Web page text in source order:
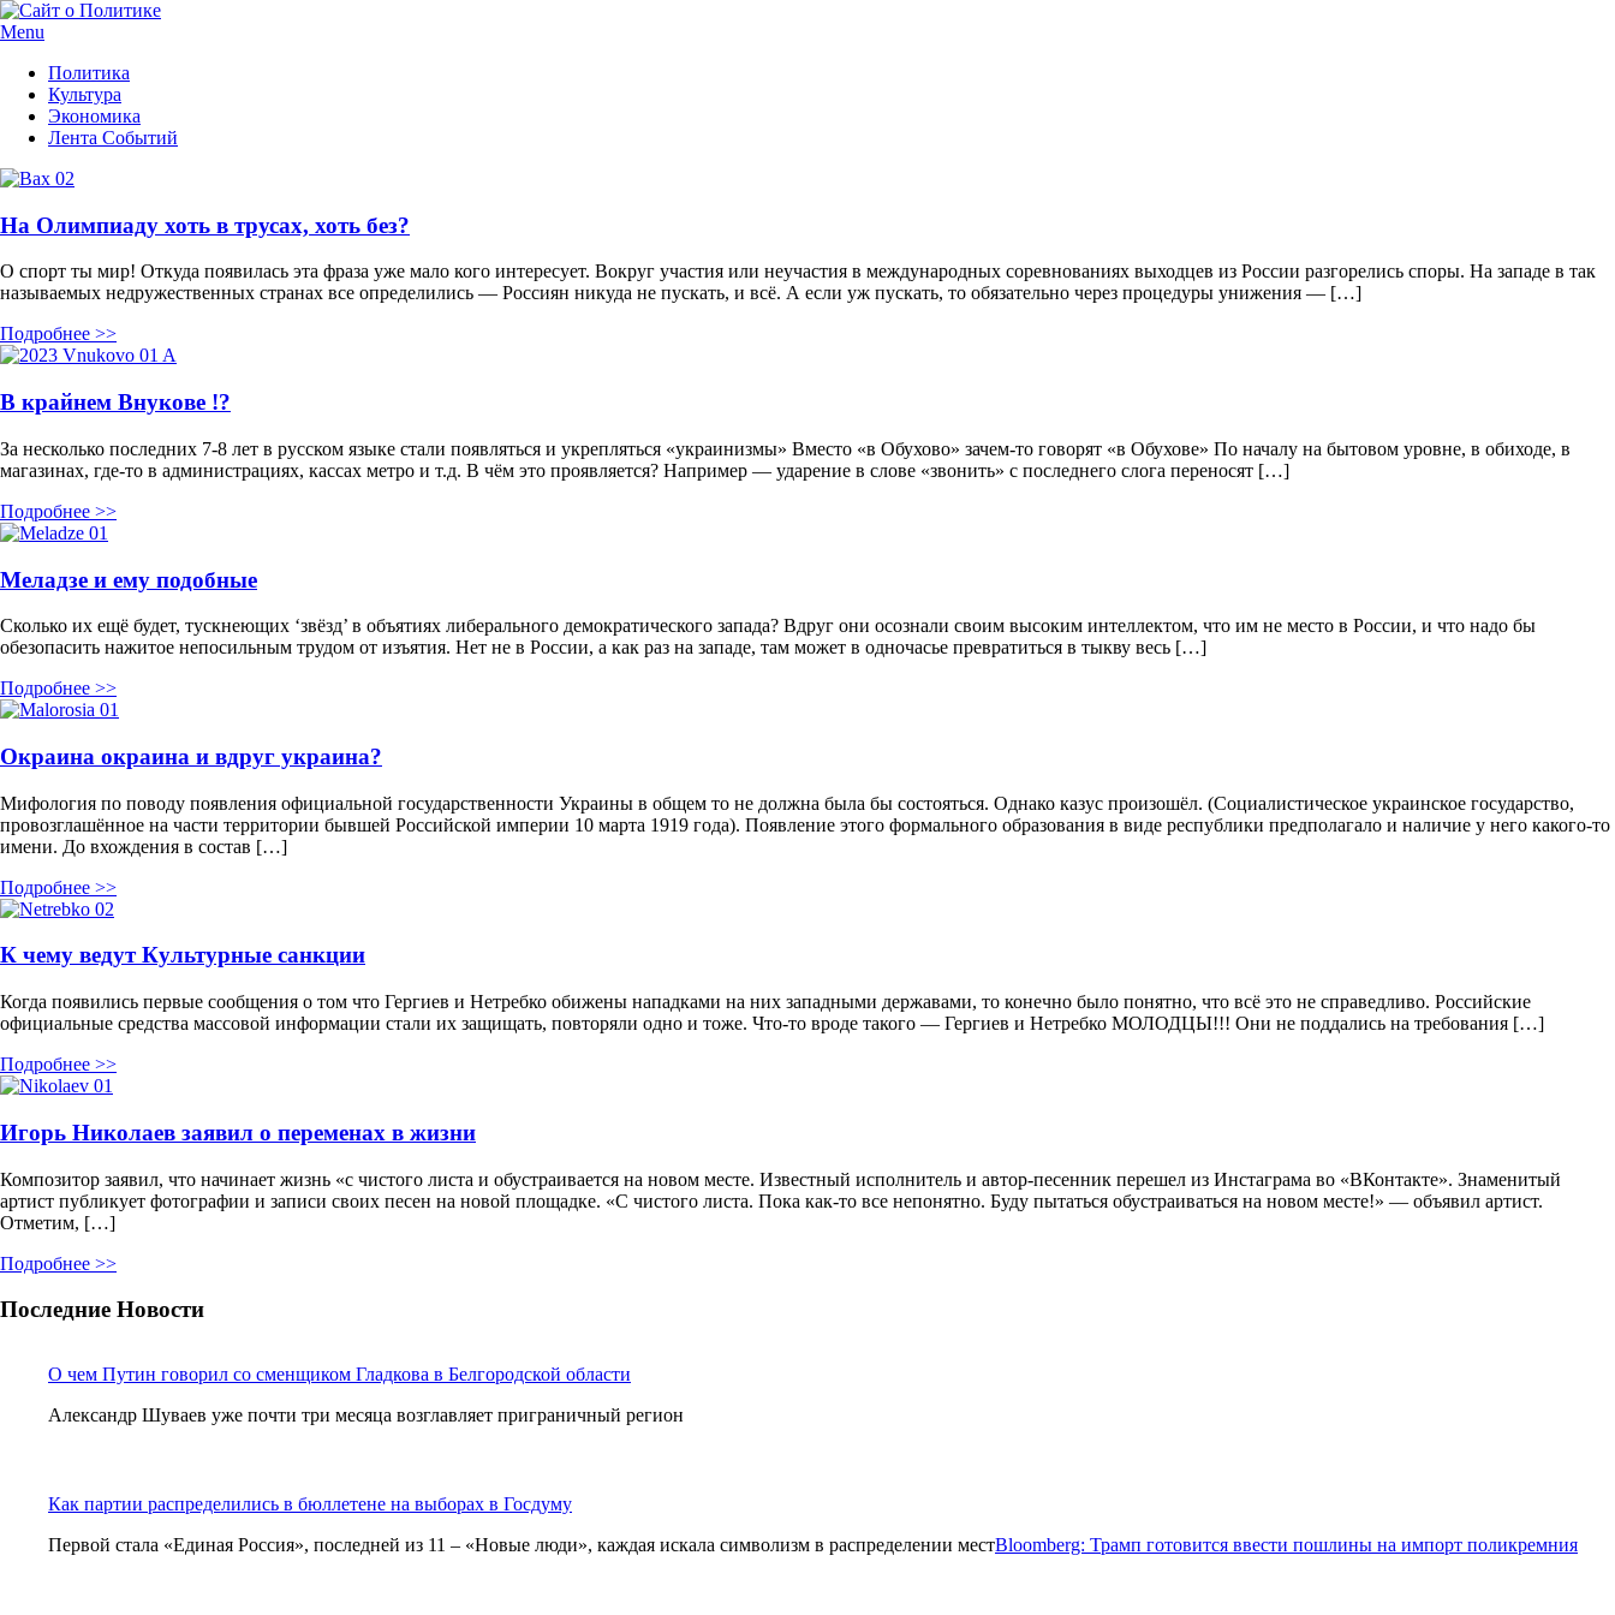
Menu
Политика
Культура
Экономика
Лента Событий
На Олимпиаду хоть в трусах, хоть без?
О спорт ты мир! Откуда появилась эта фраза уже мало кого интересует. Вокруг участия или неучастия в международных соревнованиях выходцев из России разгорелись споры. На западе в так
называемых недружественных странах все определились — Россиян никуда не пускать, и всё. А если уж пускать, то обязательно через процедуры унижения — […]
Подробнее >>
В крайнем Внукове !?
За несколько последних 7-8 лет в русском языке стали появляться и укрепляться «украинизмы» Вместо «в Обухово» зачем-то говорят «в Обухове» По началу на бытовом уровне, в обиходе, в
магазинах, где-то в администрациях, кассах метро и т.д. В чём это проявляется? Например — ударение в слове «звонить» с последнего слога переносят […]
Подробнее >>
Меладзе и ему подобные
Сколько их ещё будет, тускнеющих ‘звёзд’ в объятиях либерального демократического запада? Вдруг они осознали своим высоким интеллектом, что им не место в России, и что надо бы
обезопасить нажитое непосильным трудом от изъятия. Нет не в России, а как раз на западе, там может в одночасье превратиться в тыкву весь […]
Подробнее >>
Окраина окраина и вдруг украина?
Мифология по поводу появления официальной государственности Украины в общем то не должна была бы состояться. Однако казус произошёл. (Социалистическое украинское государство,
провозглашённое на части территории бывшей Российской империи 10 марта 1919 года). Появление этого формального образования в виде республики предполагало и наличие у него какого-то
имени. До вхождения в состав […]
Подробнее >>
К чему ведут Культурные санкции
Когда появились первые сообщения о том что Гергиев и Нетребко обижены нападками на них западными державами, то конечно было понятно, что всё это не справедливо. Российские
официальные средства массовой информации стали их защищать, повторяли одно и тоже. Что-то вроде такого — Гергиев и Нетребко МОЛОДЦЫ!!! Они не поддались на требования […]
Подробнее >>
Игорь Николаев заявил о переменах в жизни
Композитор заявил, что начинает жизнь «с чистого листа и обустраивается на новом месте. Известный исполнитель и автор-песенник перешел из Инстаграма во «ВКонтакте». Знаменитый
артист публикует фотографии и записи своих песен на новой площадке. «С чистого листа. Пока как-то все непонятно. Буду пытаться обустраиваться на новом месте!» — объявил артист.
Отметим, […]
Подробнее >>
Последние Новости
О чем Путин говорил со сменщиком Гладкова в Белгородской области
Александр Шуваев уже почти три месяца возглавляет приграничный регион
Как партии распределились в бюллетене на выборах в Госдуму
Первой стала «Единая Россия», последней из 11 – «Новые люди», каждая искала символизм в распределении местBloomberg: Трамп готовится ввести пошлины на импорт поликремния